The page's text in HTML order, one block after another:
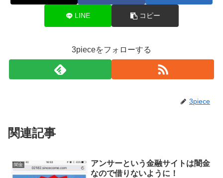
LINE コピー
3pieceをフォローする
3piece
関連記事
闇金
アンサーという金融サイトは闇金
なので借りないように！